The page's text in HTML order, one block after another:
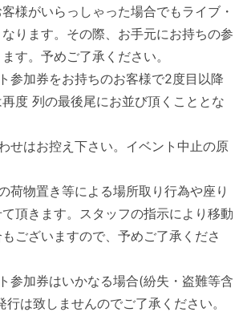
様がいらっしゃった場合でもライブ・
ります。その際、お手元にお持ちの参
す。予めご了承ください。
参加券をお持ちのお客様で2度目以降
度 列の最後尾にお並び頂くこととな
せはお控え下さい。イベント中止の原
荷物置き等による場所取り行為や座り
頂きます。スタッフの指示により移動
ございますので、予めご了承くださ
参加券はいかなる場合(紛失・盗難等含
は致しませんのでご了承ください。